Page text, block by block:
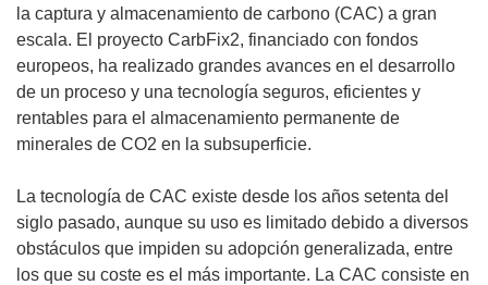
u
n
a
n
u
e
a
v
e
n
la captura y almacenamiento de carbono (CAC) a gran
escala. El proyecto CarbFix2, financiado con fondos
europeos, ha realizado grandes avances en el desarrollo
de un proceso y una tecnología seguros, eficientes y
rentables para el almacenamiento permanente de
minerales de CO2 en la subsuperficie.
La tecnología de CAC existe desde los años setenta del
siglo pasado, aunque su uso es limitado debido a diversos
obstáculos que impiden su adopción generalizada, entre
los que su coste es el más importante. La CAC consiste en